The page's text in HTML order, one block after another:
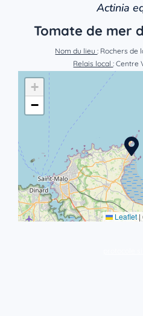
Actinia
Tomate de mer
Nom du lieu: Rochers de
Relais local: Centre
+
−
Leaflet|